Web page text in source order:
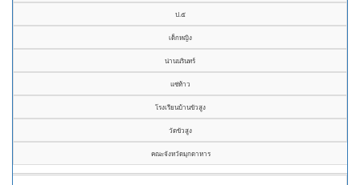
ป.๕
เด็กหญิง
น่านนรินทร์
แซ่ท้าว
โรงเรียนบ้านขัวสูง
วัดขัวสูง
คณะจังหวัดมุกดาหาร